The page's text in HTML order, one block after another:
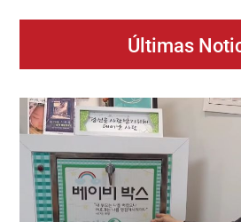
Últimas